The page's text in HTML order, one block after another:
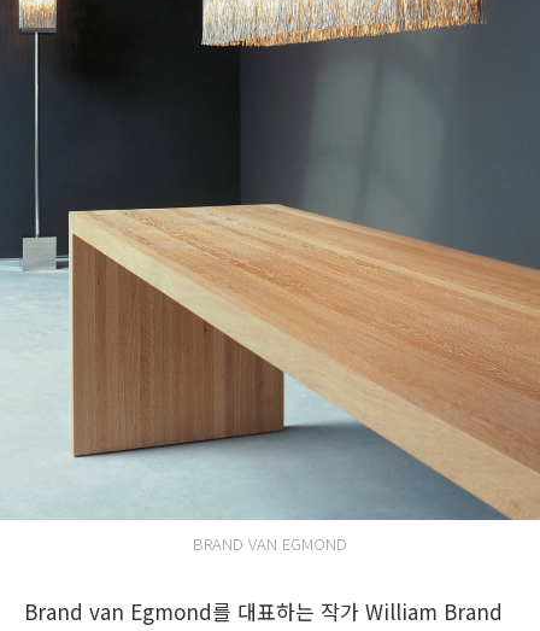
BRAND VAN EGMOND
Brand van Egmond를 대표하는 작가 William Brand